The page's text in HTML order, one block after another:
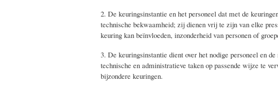
2. De keuringsinstantie en het personeel dat met de
technische bekwaamheid; zij dienen vrij te zijn van elke
keuring kan beïnvloeden, inzonderheid van personen of
3. De keuringsinstantie dient over het nodige personeel en
technische en administratieve taken op passende wijze te
bijzondere keuringen.